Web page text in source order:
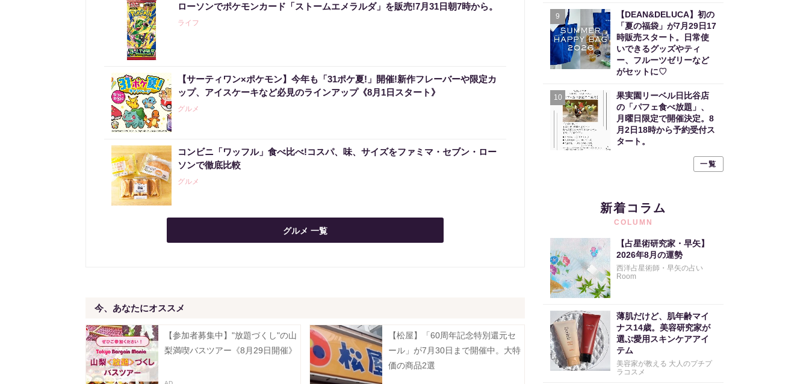
ローソンでポケモンカード「ストームエメラルダ」を販売!7月31日朝7時から。
ライフ
【サーティワン×ポケモン】今年も「31ポケ夏!」開催!新作フレーバーや限定カ
ップ、アイスケーキなど必見のラインアップ《8月1日スタート》
グルメ
コンビニ「ワッフル」食べ比べ!コスパ、味、サイズをファミマ・セブン・ロー
ソンで徹底比較
グルメ
グルメ 一覧
今、あなたにオススメ
【参加者募集中】"放題づくし"の山
梨満喫バスツアー《8月29日開催》
【松屋】「60周年記念特別還元セ
ール」が7月30日まで開催中。大特
価の商品2選
9
【DEAN&DELUCA】初の
「夏の福袋」が7月29日17
時販売スタート。日常使
いできるグッズやティ
ー、フルーツゼリーなど
がセットに♡
10
果実園リーベル日比谷店
の「パフェ食べ放題」、
月曜日限定で開催決定。8
月2日18時から予約受付ス
タート。
一覧
新着コラム
COLUMN
【占星術研究家・早矢】
2026年8月の運勢
西洋占星術師・早矢の占い
Room
薄肌だけど、肌年齢マイ
ナス14歳。美容研究家が
選ぶ愛用スキンケアアイ
テム
美容家が教える 大人のプチプ
ラコスメ